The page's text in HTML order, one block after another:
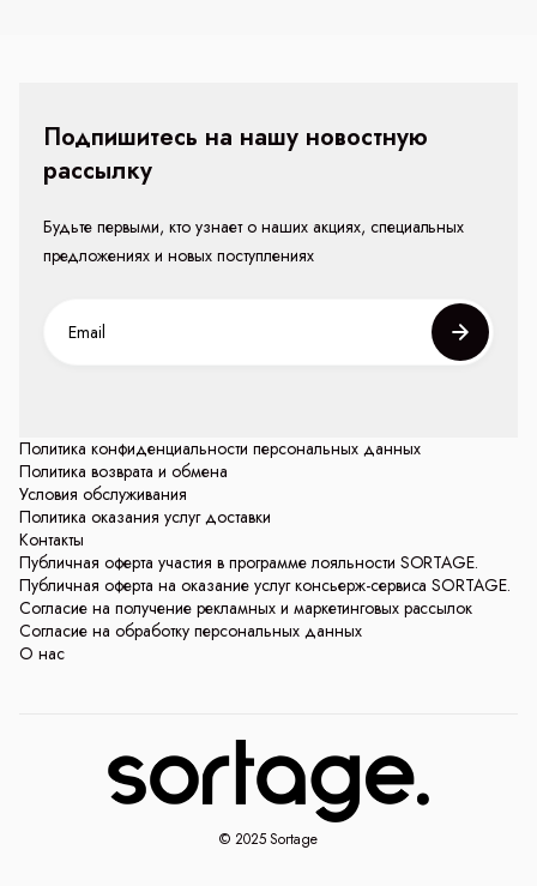
Политика конфиденциальности персональных данных
Политика возврата и обмена
Условия обслуживания
Политика оказания услуг доставки
Контакты
Публичная оферта участия в программе лояльности SORTAGE.
Публичная оферта на оказание услуг консьерж-сервиса SORTAGE.
Согласие на получение рекламных и маркетинговых рассылок
Согласие на обработку персональных данных
О нас
Подпишитесь на нашу новостную
рассылку
Будьте первыми, кто узнает о наших акциях, специальных
предложениях и новых поступлениях
© 2025 Sortage